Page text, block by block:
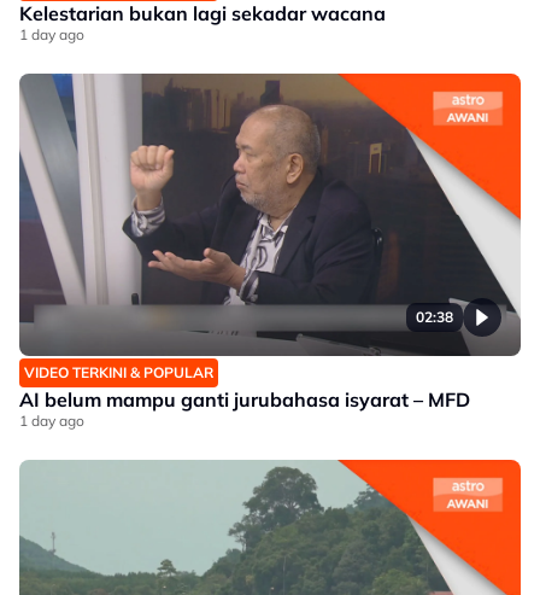
Kelestarian bukan lagi sekadar wacana
1 day ago
02:38
VIDEO TERKINI & POPULAR
AI belum mampu ganti jurubahasa isyarat – MFD
1 day ago